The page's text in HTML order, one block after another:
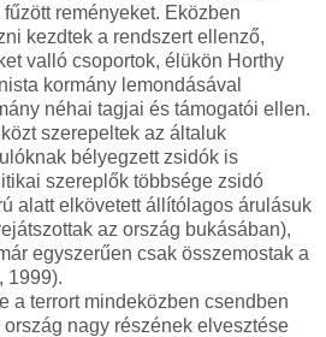
reményeket. Eközben
kezdtek a rendszert ellenző,
valló csoportok, élükön Horthy
kormány lemondásával
néhai tagjai és támogatói ellen.
szerepeltek az általuk
bélyegzett zsidók is
szereplők többsége zsidó
alatt elkövetett állítólagos árulásuk
az ország bukásában),
egyszerűen csak összemostak a
1999).
a terrort mindeközben csendben
nagy részének elvesztése